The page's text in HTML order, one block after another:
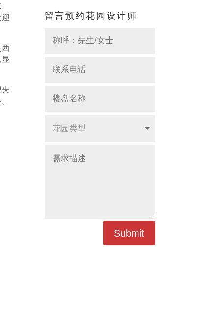
西
失
留言预约花园设计师
Submit